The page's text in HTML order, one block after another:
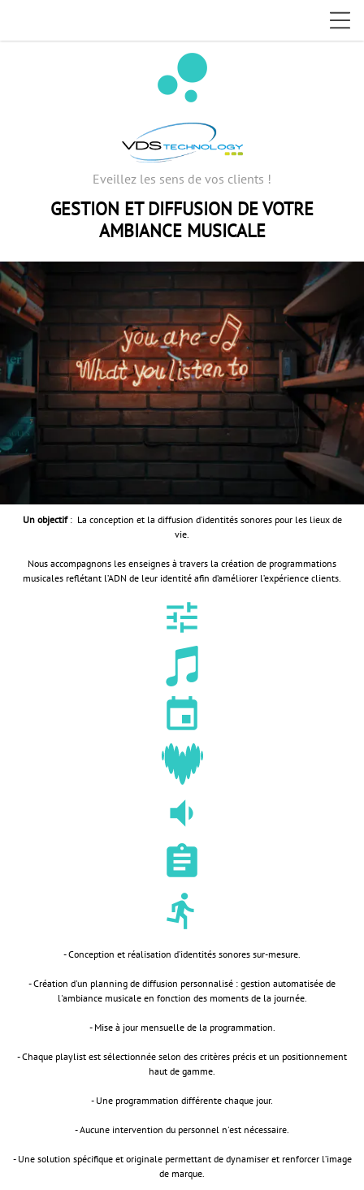
bubble_chart
Eveillez les sens de vos clients !
GESTION ET DIFFUSION DE VOTRE
AMBIANCE MUSICALE
Un objectif: La conception et la diffusion d’identités sonores pour les lieux de
vie.
Nous accompagnons les enseignes à travers la création de programmations
musicales reflétant l’ADN de leur identité afin d’améliorer l’expérience clients.
tune

insert_invitation
volume_down
assignment
directions_run
- Conception et réalisation d’identités sonores sur-mesure.
- Création d'un planning de diffusion personnalisé : gestion automatisée de
l'ambiance musicale en fonction des moments de la journée.
- Mise à jour mensuelle de la programmation.
- Chaque playlist est sélectionnée selon des critères précis et un positionnement
haut de gamme.
- Une programmation différente chaque jour.
- Aucune intervention du personnel n'est nécessaire.
- Une solution spécifique et originale permettant de dynamiser et renforcer l’image
de marque.